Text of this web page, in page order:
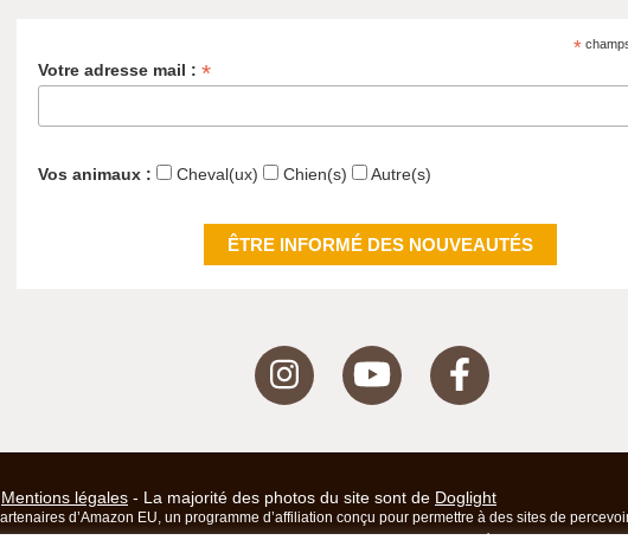
*
Votre adresse mail : *
Vos animaux : Cheval(ux) Chien(s) Autre(s)
Mentions légales - La majorité des photos du site sont de Doglight
d’Amazon EU, un programme d’affiliation conçu pour permettre à des sites de